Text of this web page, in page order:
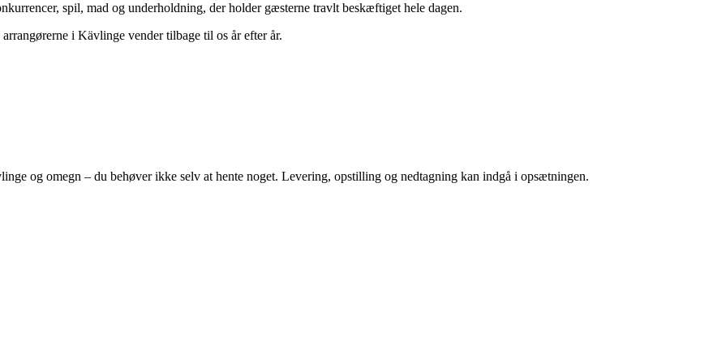
spil, mad og underholdning, der holder gæsterne travlt beskæftiget hele dagen.
i Kävlinge vender tilbage til os år efter år.
og omegn – du behøver ikke selv at hente noget. Levering, opstilling og nedtagning kan indgå i opsætningen.